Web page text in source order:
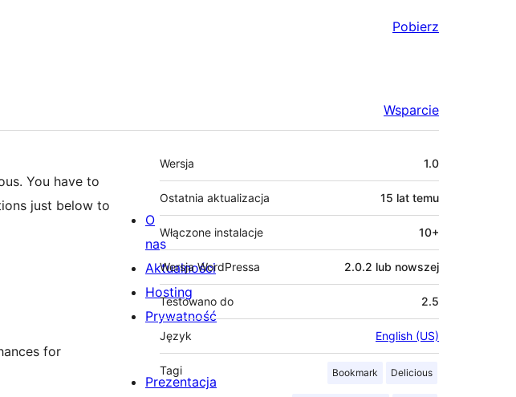
Pobierz
Wsparcie
You have to
just below to
for
Meta
Wersja 1.0
Ostatnia aktualizacja 15 lat temu
Włączone instalacje 10+
Wersja WordPressa 2.0.2 lub nowszej
Testowano do 2.5
Język English (US)
Tagi Bookmark Delicious
O
nas
Aktualności
Hosting
Prywatność
Prezentacja